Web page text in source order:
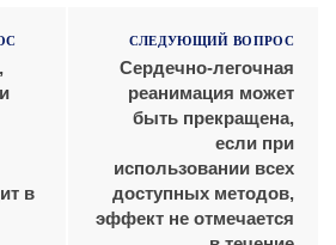
в
СЛЕДУЮЩИЙ ВОПРОС
Сердечно-легочная
реанимация может
быть прекращена,
если при
использовании всех
доступных методов,
эффект не отмечается